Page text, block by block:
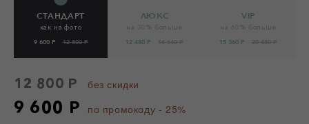
СТАНДАРТ
как на фото
9 600 Р 12 800 Р
ЛЮКС
12 480 Р 16 640 Р
VIP
15 360 Р 20 480 Р
12 800 Р без скидки
9 600 Р по промокоду - 25%